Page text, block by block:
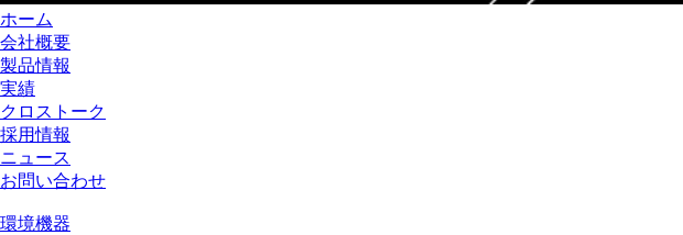
ホーム
会社概要
製品情報
実績
クロストーク
採用情報
ニュース
お問い合わせ
環境機器